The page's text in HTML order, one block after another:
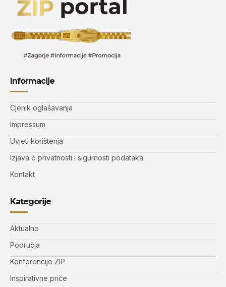
Informacije
Cjenik oglašavanja
Impressum
Uvjeti korištenja
Izjava o privatnosti i sigurnosti podataka
Kontakt
Kategorije
Aktualno
Područja
Konferencije ZIP
Inspirativne priče